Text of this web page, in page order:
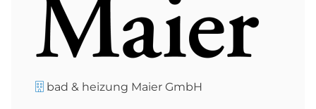
bad & heizung Maier GmbH